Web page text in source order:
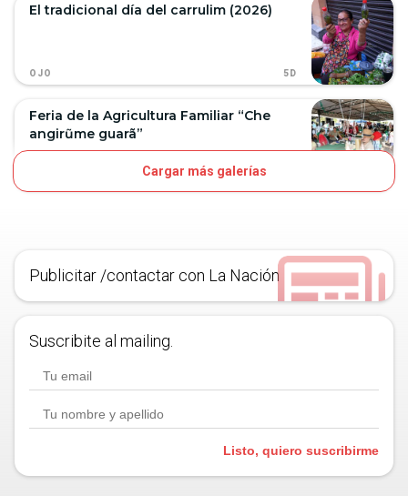
El tradicional día del carrulim (2026)
OJO 5D
Feria de la Agricultura Familiar “Che
angirũme guarã”
Cargar más galerías
Publicitar /contactar con La Nación
Suscribite al mailing.
Listo, quiero suscribirme